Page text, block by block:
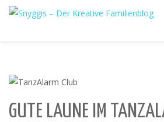
GUTE LAUNE IM